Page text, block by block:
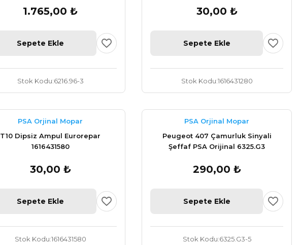
1.765,00 ₺
Sepete Ekle
Stok Kodu 6216.96-3
30,00 ₺
Sepete Ekle
Stok Kodu 1616431280
PSA Orjinal Mopar
T10 Dipsiz Ampul Eurorepar
1616431580
30,00 ₺
Sepete Ekle
Stok Kodu 1616431580
PSA Orjinal Mopar
Peugeot 407 Çamurluk Sinyali
Şeffaf PSA Orijinal 6325.G3
290,00 ₺
Sepete Ekle
Stok Kodu 6325.G3-5